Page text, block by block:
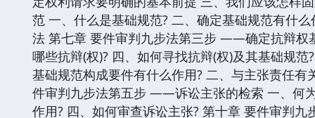
范 一、什么是基础规范? 二、确定基础规范有什
法 第七章 要件审判九步法第三步 ——确定抗辩权
哪些抗辩(权)? 四、如何寻找抗辩(权)及其基础规
基础规范构成要件有什么作用? 二、与主张责任
件审判九步法第五步 ——诉讼主张的检索 一、何
作用? 四、如何审查诉讼主张? 第十章 要件审判